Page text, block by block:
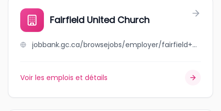
Fairfield United Church
jobbank.gc.ca/browsejobs/employer/fairfield+united+church/ca
Voir les emplois et détails